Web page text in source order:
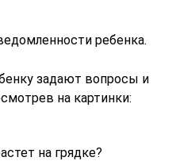
ребенка.
задают вопросы и
на картинки:
на грядке?